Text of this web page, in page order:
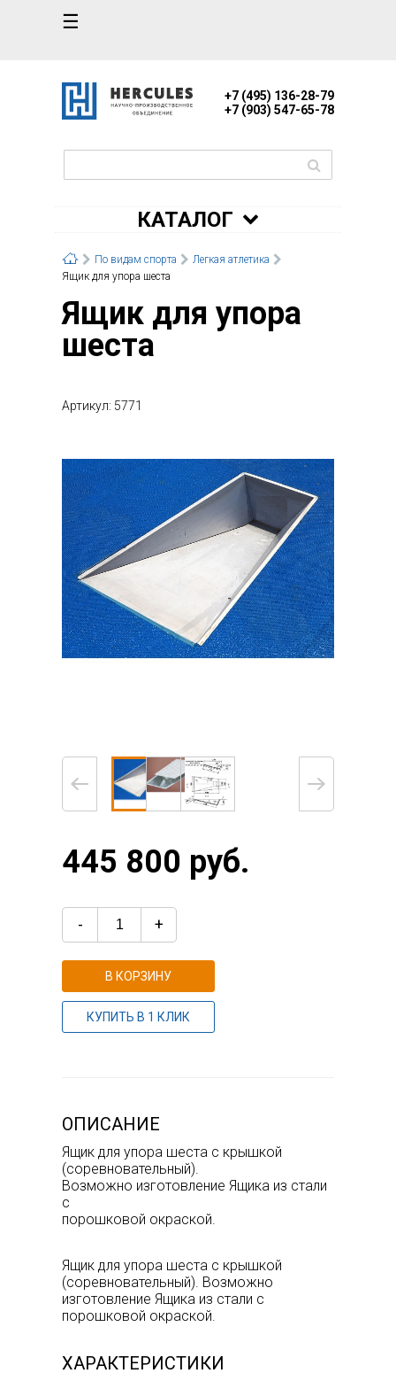
☰
+7 (495) 136-28-79
+7 (903) 547-65-78
КАТАЛОГ
По видам спорта
Легкая атлетика
Ящик для упора шеста
Ящик для упора
шеста
Артикул: 5771
445 800 руб.
- +
В КОРЗИНУ
КУПИТЬ В 1 КЛИК
ОПИСАНИЕ
Ящик для упора шеста с крышкой
(соревновательный).
Возможно изготовление Ящика из стали
с
порошковой окраской.
Ящик для упора шеста с крышкой
(соревновательный). Возможно
изготовление Ящика из стали с
порошковой окраской.
ХАРАКТЕРИСТИКИ